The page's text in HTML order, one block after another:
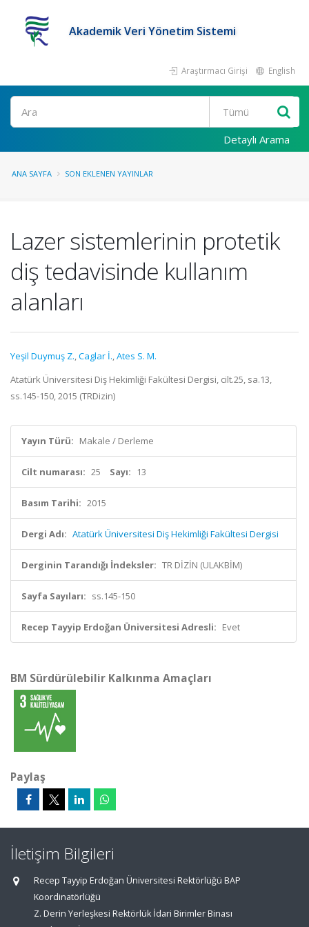
Akademik Veri Yönetim Sistemi
Araştırmacı Girişi English
Ara
Detaylı Arama
ANA SAYFA SON EKLENEN YAYINLAR
Lazer sistemlerinin protetik
diş tedavisinde kullanım
alanları
Yeşil Duymuş Z.,Caglar İ.,Ates S. M.
Atatürk Üniversitesi Diş Hekimliği Fakültesi Dergisi, cilt.25, sa.13,
ss.145-150, 2015 (TRDizin)
Yayın Türü: Makale / Derleme
Cilt numarası: 25 Sayı: 13
Basım Tarihi: 2015
Dergi Adı: Atatürk Üniversitesi Diş Hekimliği Fakültesi Dergisi
Derginin Tarandığı İndeksler: TR DİZİN (ULAKBİM)
Sayfa Sayıları: ss.145-150
Recep Tayyip Erdoğan Üniversitesi Adresli: Evet
BM Sürdürülebilir Kalkınma Amaçları
Paylaş
İletişim Bilgileri
Recep Tayyip Erdoğan Üniversitesi Rektörlüğü BAP
Koordinatörlüğü
Z. Derin Yerleşkesi Rektörlük İdari Birimler Binası